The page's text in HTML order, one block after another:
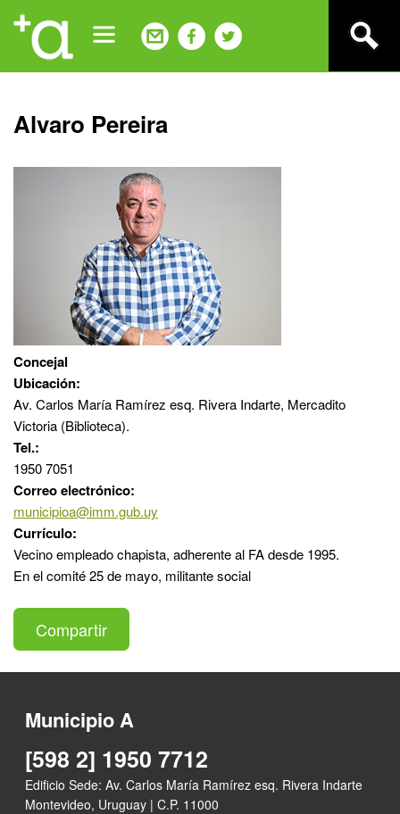
Jump
navigation
Back
to
Alvaro Pereira
Concejal
Ubicación:
Av. Carlos María Ramírez esq. Rivera Indarte, Mercadito
Victoria (Biblioteca).
Tel.:
1950 7051
Correo electrónico:
municipioa@imm.gub.uy
Currículo:
Vecino empleado chapista, adherente al FA desde 1995.
En el comité 25 de mayo, militante social
Compartir
Municipio A
[598 2] 1950 7712
Edificio Sede: Av. Carlos María Ramírez esq. Rivera Indarte
Montevideo, Uruguay | C.P. 11000